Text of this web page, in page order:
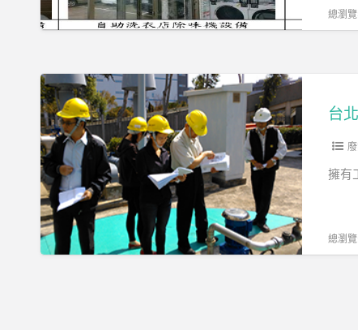
份
有
公
司
總瀏
台
北
廢
氣
處
理
工
程
日
台
擁有
總瀏